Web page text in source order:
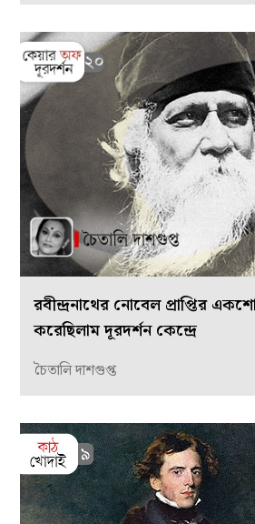
রবীন্দ্রনাথের নোবেল প্রাপ্তির
করেছিলাম দূরদর্শন কেন্দ্রে
চৈতালি দাশগুপ্ত